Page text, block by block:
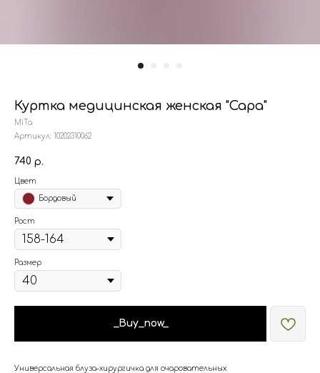
Куртка медицинская женская "Сара"
MiTa
Артикул:
10202310062
740 р.
Цвет
Бордовый
Рост
Размер
_Buy_now_
Универсальная блуза-хирургичка для очаровательных